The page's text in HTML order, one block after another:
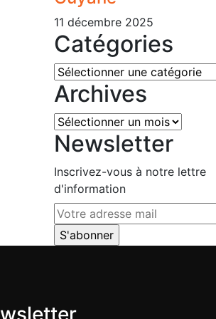
11 décembre 2025
Catégories
Catégories
Archives
Archives
Newsletter
Inscrivez-vous à notre lettre
d'information